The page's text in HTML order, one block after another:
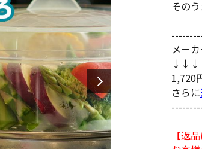
その
メー
↓↓↓
1,720
さらに
【返